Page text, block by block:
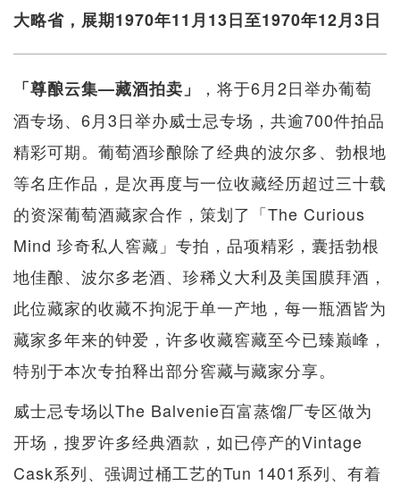
大略省，展期1970年11月13日至1970年12月3日
「尊酿云集—藏酒拍卖」
，将于6月2日举办葡萄
酒专场、6月3日举办威士忌专场，共逾700件拍品
精彩可期。葡萄酒珍酿除了经典的波尔多、勃根地
等名庄作品，是次再度与一位收藏经历超过三十载
的资深葡萄酒藏家合作，策划了「The Curious
Mind 珍奇私人窖藏」专拍，品项精彩，囊括勃根
地佳酿、波尔多老酒、珍稀义大利及美国膜拜酒，
此位藏家的收藏不拘泥于单一产地，每一瓶酒皆为
藏家多年来的钟爱，许多收藏窖藏至今已臻巅峰，
特别于本次专拍释出部分窖藏与藏家分享。
威士忌专场以The Balvenie百富蒸馏厂专区做为
开场，搜罗许多经典酒款，如已停产的Vintage
Cask系列、强调过桶工艺的Tun 1401系列、有着